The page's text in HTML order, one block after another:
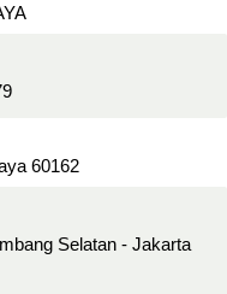
60162
Selatan - Jakarta